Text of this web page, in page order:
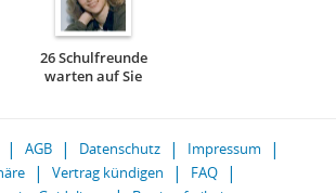
26 Schulfreunde
warten auf Sie
AGB Datenschutz
Impressum
Vertrag kündigen
FAQ